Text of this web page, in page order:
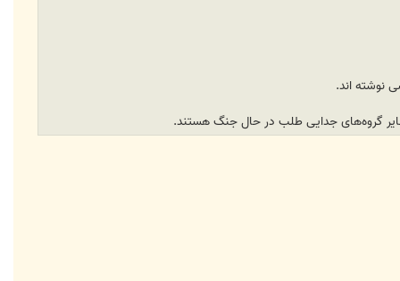
نوشته اند.
گروه‌های جدایی طلب در حال جنگ هستند.